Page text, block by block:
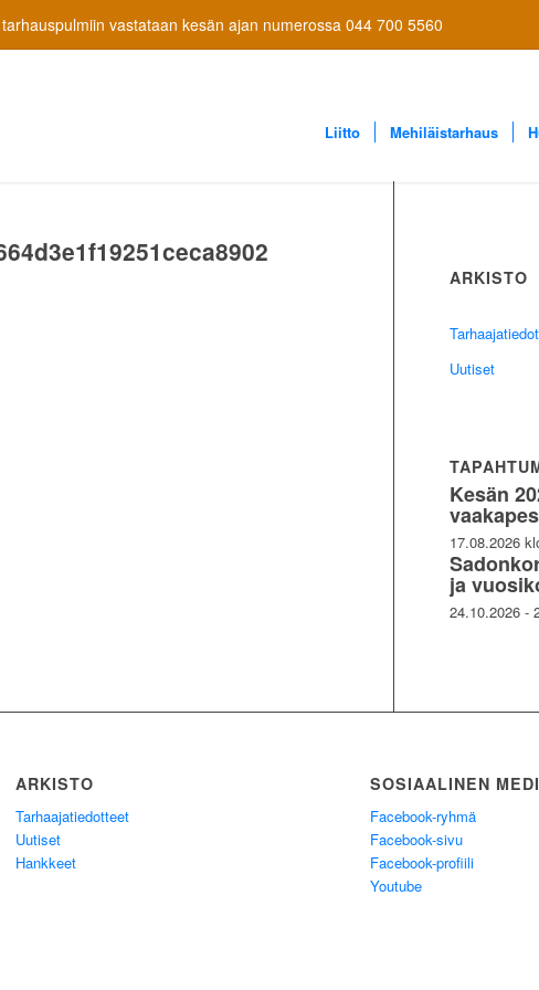
vastataan kesän ajan numerossa 044 700 5560
Liitto Mehiläistarhaus
ARKISTO
Uutiset
Kesän
17.08.2026
ja
24.10.2026 -
ARKISTO
Tarhaajatiedotteet
Uutiset
Hankkeet
SOSIAALINEN
Facebook-ryhmä
Facebook-sivu
Facebook-profiili
Youtube